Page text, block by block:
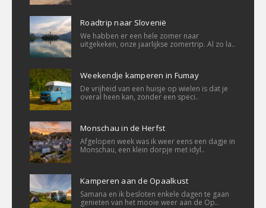
Roadtrip naar Slovenië
We habben er een hele zomer naar
uitgekeken, onze jaarlijkse zomertrip. Al zo la..
Weekendje kamperen in Fumay
De vrijheid van een huisje op wielen is dat je
overal heen kan, zonder een speci..
Monschau in de Herfst
Afgelopen week was ik weer eens een dagje in
Monschau, een klein dorpje met idyl..
Kamperen aan de Opaalkust
Samana en ik besloten enkele dagen te gaan
genieten van het mooie weer aan de Op..